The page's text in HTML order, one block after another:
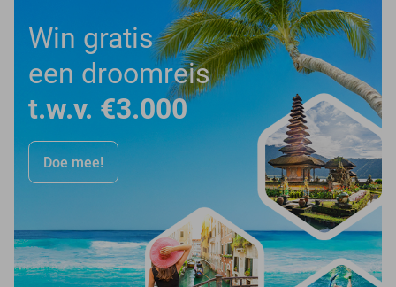
Win gratis
een droomreis
t.w.v. €3.000
Doe mee!